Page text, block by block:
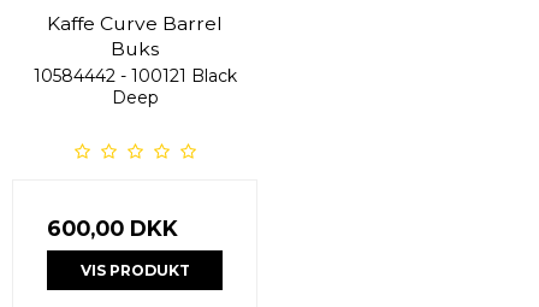
Kaffe Curve Barrel
Buks
10584442 - 100121 Black
Deep
600,00 DKK
VIS PRODUKT